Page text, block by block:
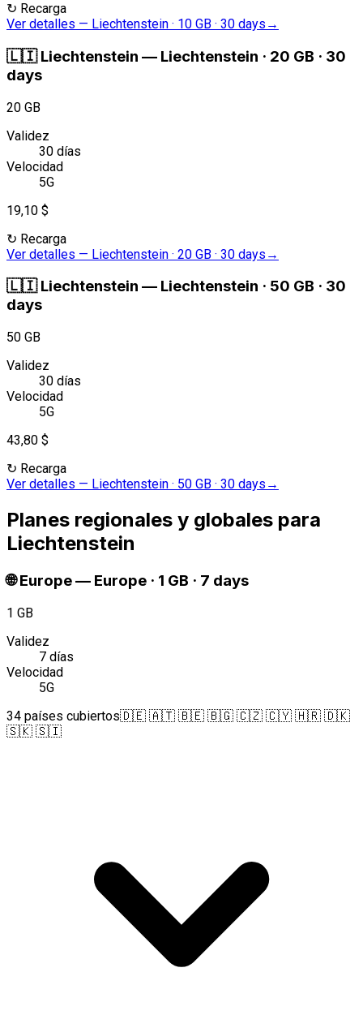
↻ Recarga
Ver detalles — Liechtenstein · 10 GB · 30 days →
🇱🇮 Liechtenstein — Liechtenstein · 20 GB · 30
days
20 GB
Validez
30 días
Velocidad
5G
19,10 $
↻ Recarga
Ver detalles — Liechtenstein · 20 GB · 30 days →
🇱🇮 Liechtenstein — Liechtenstein · 50 GB · 30
days
50 GB
Validez
30 días
Velocidad
5G
43,80 $
↻ Recarga
Ver detalles — Liechtenstein · 50 GB · 30 days →
Planes regionales y globales para
Liechtenstein
🌐 Europe— Europe · 1 GB · 7 days
1 GB
Validez
7 días
Velocidad
5G
34 países cubiertos🇩🇪 🇦🇹 🇧🇪 🇧🇬 🇨🇿 🇨🇾 🇭🇷 🇩🇰
🇸🇰 🇸🇮